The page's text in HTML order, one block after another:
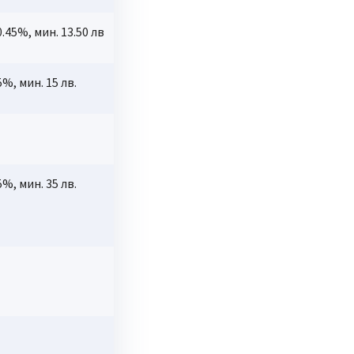
мин. 13.50 лв
мин. 15 лв.
мин. 35 лв.